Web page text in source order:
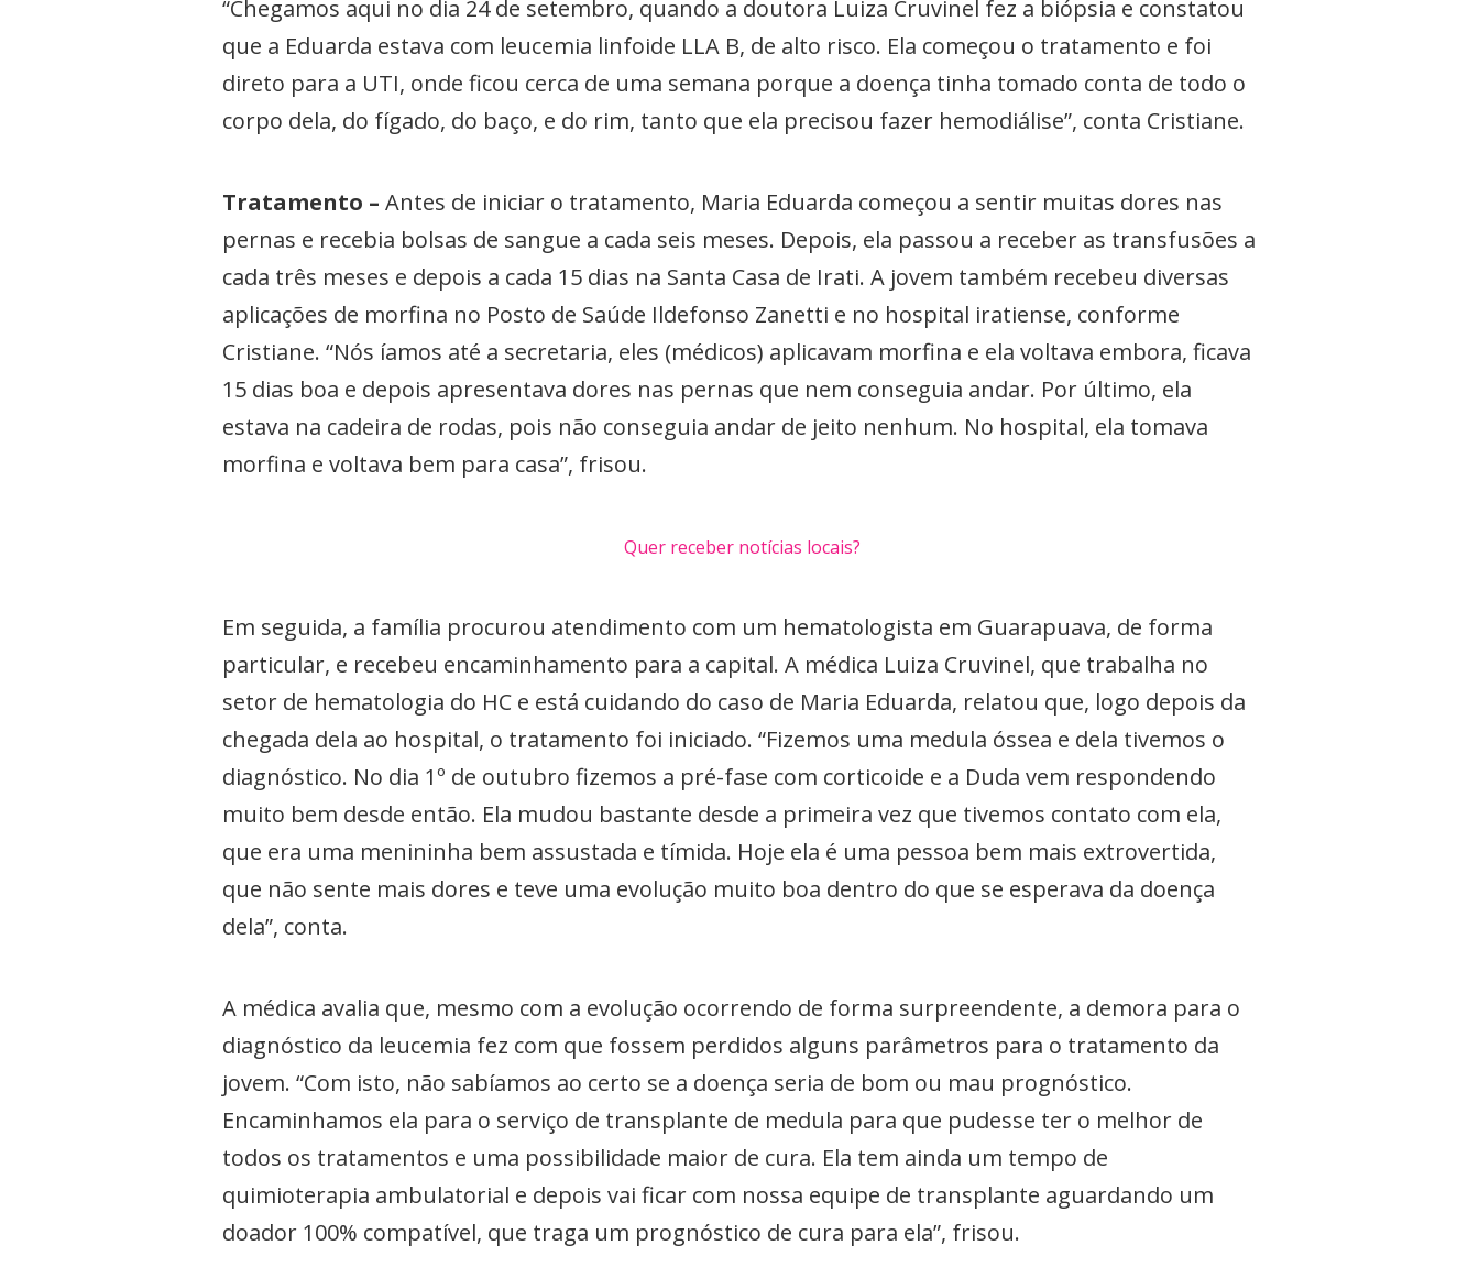
“Chegamos aqui no dia 24 de setembro, quando a doutora Luiza Cruvinel fez a biópsia e constatou
que a Eduarda estava com leucemia linfoide LLA B, de alto risco. Ela começou o tratamento e foi
direto para a UTI, onde ficou cerca de uma semana porque a doença tinha tomado conta de todo o
corpo dela, do fígado, do baço, e do rim, tanto que ela precisou fazer hemodiálise”, conta Cristiane.
Tratamento – Antes de iniciar o tratamento, Maria Eduarda começou a sentir muitas dores nas
pernas e recebia bolsas de sangue a cada seis meses. Depois, ela passou a receber as transfusões a
cada três meses e depois a cada 15 dias na Santa Casa de Irati. A jovem também recebeu diversas
aplicações de morfina no Posto de Saúde Ildefonso Zanetti e no hospital iratiense, conforme
Cristiane. “Nós íamos até a secretaria, eles (médicos) aplicavam morfina e ela voltava embora, ficava
15 dias boa e depois apresentava dores nas pernas que nem conseguia andar. Por último, ela
estava na cadeira de rodas, pois não conseguia andar de jeito nenhum. No hospital, ela tomava
morfina e voltava bem para casa”, frisou.
Quer receber notícias locais?
Em seguida, a família procurou atendimento com um hematologista em Guarapuava, de forma
particular, e recebeu encaminhamento para a capital. A médica Luiza Cruvinel, que trabalha no
setor de hematologia do HC e está cuidando do caso de Maria Eduarda, relatou que, logo depois da
chegada dela ao hospital, o tratamento foi iniciado. “Fizemos uma medula óssea e dela tivemos o
diagnóstico. No dia 1º de outubro fizemos a pré-fase com corticoide e a Duda vem respondendo
muito bem desde então. Ela mudou bastante desde a primeira vez que tivemos contato com ela,
que era uma menininha bem assustada e tímida. Hoje ela é uma pessoa bem mais extrovertida,
que não sente mais dores e teve uma evolução muito boa dentro do que se esperava da doença
dela”, conta.
A médica avalia que, mesmo com a evolução ocorrendo de forma surpreendente, a demora para o
diagnóstico da leucemia fez com que fossem perdidos alguns parâmetros para o tratamento da
jovem. “Com isto, não sabíamos ao certo se a doença seria de bom ou mau prognóstico.
Encaminhamos ela para o serviço de transplante de medula para que pudesse ter o melhor de
todos os tratamentos e uma possibilidade maior de cura. Ela tem ainda um tempo de
quimioterapia ambulatorial e depois vai ficar com nossa equipe de transplante aguardando um
doador 100% compatível, que traga um prognóstico de cura para ela”, frisou.